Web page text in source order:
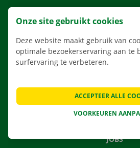
APP
VEELGESTELDE
NIEUWS
JOBS
Onze site gebruikt cookies
Deze website maakt gebruik van
optimale bezoekerservaring aan te
surfervaring te verbeteren.
VOORKEUREN
ACCEPTEER ALLE